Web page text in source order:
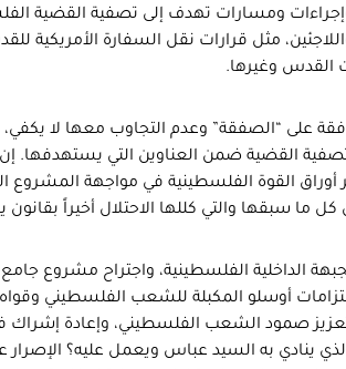
ومسارات تهدف إلى تصفية القضية
مثل قرارات نقل السفارة الأمريكية
القدس وغيرها.
على “الصفقة” وعدم التجاوب معها لا
القضية ضمن العناوين التي يستهدفها.
أوراق القوة الفلسطينية في مواجهة المشروع
كل ما سبقها والتي كللها الاحتلال أخيراً بقانون
الداخلية الفلسطينية، واجتراح مشروع
أوسلو المكبلة للشعب الفلسطيني
صمود الشعب الفلسطيني، وإعادة
ينادي به السيد عباس ويعمل عليه؟